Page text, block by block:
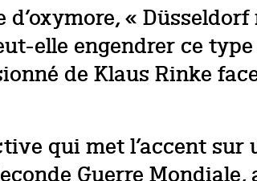
«
elle engendrer ce type
de Klaus Rinke
qui met l’accent sur